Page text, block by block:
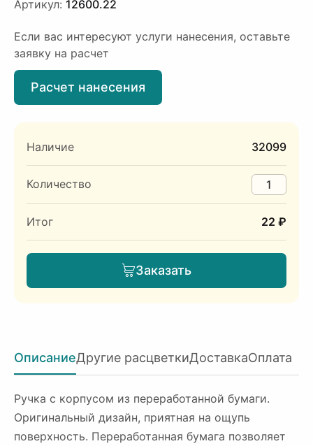
Артикул: 12600.22
Если вас интересуют услуги нанесения, оставьте
заявку на расчет
Расчет нанесения
Наличие 32099
Количество
Итог 22 ₽
Заказать
ОписаниеДругие расцветкиДоставкаОплата
Ручка с корпусом из переработанной бумаги.
Оригинальный дизайн, приятная на ощупь
поверхность. Переработанная бумага позволяет